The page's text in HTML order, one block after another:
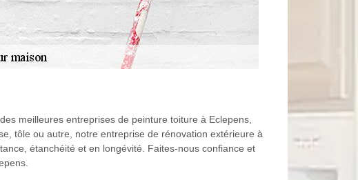
meilleures entreprises de peinture toiture à Eclepens,
tôle ou autre, notre entreprise de rénovation extérieure à
étanchéité et en longévité. Faites-nous confiance et